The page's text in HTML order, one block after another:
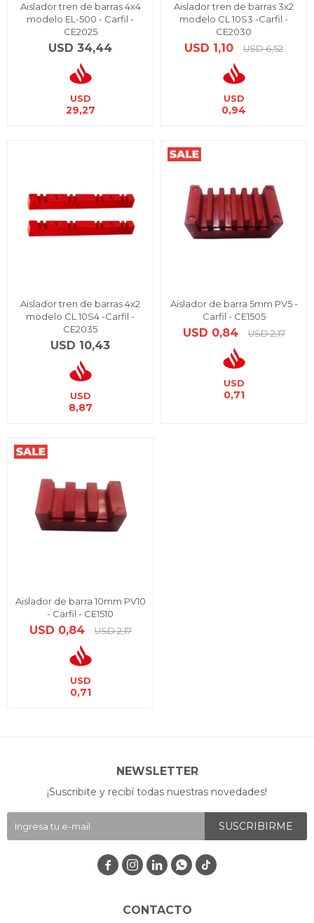
Aislador tren de barras 4x4
modelo EL-500 - Carfil -
CE2025
USD 34,44
USD
29,27
Aislador tren de barras 3x2
modelo CL 10S3 -Carfil -
CE2030
USD 1,10 USD 6,52
USD
0,94
Aislador tren de barras 4x2
modelo CL 10S4 -Carfil -
CE2035
USD 10,43
USD
8,87
Aislador de barra 5mm PV5 -
Carfil - CE1505
USD 0,84 USD 2,17
USD
0,71
Aislador de barra 10mm PV10
- Carfil - CE1510
USD 0,84 USD 2,17
USD
0,71
CONTACTO
NEWSLETTER
¡Suscribite y recibí todas nuestras novedades!
SUSCRIBIRME
   